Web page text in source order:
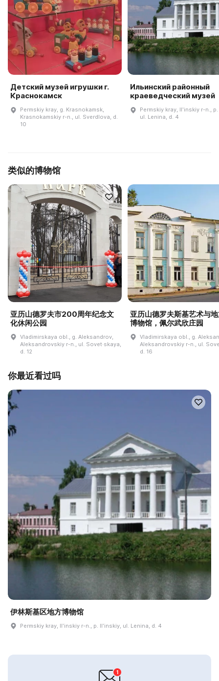
Детский музей игрушки г.
Краснокамск
Permskiy kray, g. Krasnokamsk,
Krasnokamskiy r-n., ul. Sverdlova, d.
10
Ильинский районный
краеведческий музей
Permskiy kray, Ilʹinskiy r-n.,
ul. Lenina, d. 4
类似的博物馆
亚历山德罗夫市200周年纪念文
化休闲公园
Vladimirskaya obl., g. Aleksandrov,
Aleksandrovskiy r-n., ul. Sovet·skaya,
d. 12
亚历山德罗夫斯基艺术与
博物馆，佩尔武欣庄园
Vladimirskaya obl., g.
Aleksandrovskiy r-n., ul.
d. 16
你最近看过吗
伊林斯基区地方博物馆
Permskiy kray, Ilʹinskiy r-n., p. Ilʹinskiy, ul. Lenina, d. 4